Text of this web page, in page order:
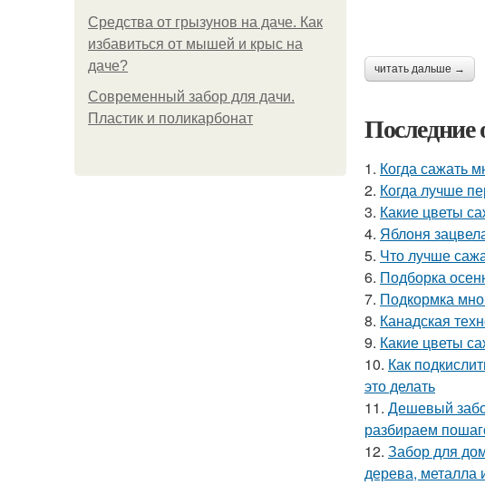
Средства от грызунов на даче. Как
избавиться от мышей и крыс на
даче?
Современный забор для дачи.
Пластик и поликарбонат
читать дальше →
Последние
1. Когда сажать
2. Когда лучше
3. Какие цветы
4. Яблоня
5. Что лучше
6. Подборка
7. Подкормка
8. Канадская
9. Какие цветы
10. Как
это делать
11. Дешевый
разбираем
12. Забор для
дерева, металла